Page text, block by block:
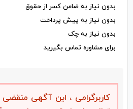
بدون نیاز به ضامن کسر از حقوق
بدون نیاز به پیش پرداخت
بدون نیاز به چک
برای مشاوره تماس بگیرید
کاربرگرامی ، این آگهی